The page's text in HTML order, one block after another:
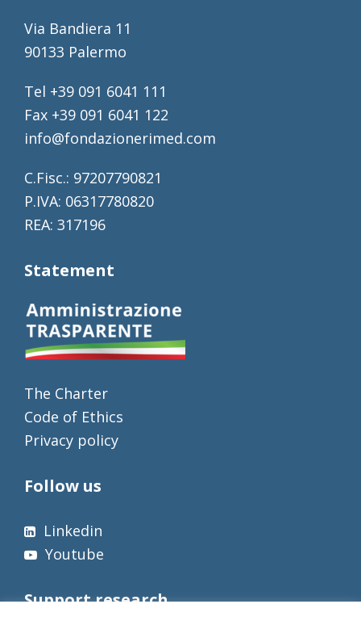
Via Bandiera 11
90133 Palermo
Tel +39 091 6041 111
Fax +39 091 6041 122
info@fondazionerimed.com
C.Fisc.: 97207790821
P.IVA: 06317780820
REA: 317196
Statement
The Charter
Code of Ethics
Privacy policy
Follow us
Linkedin
Youtube
Support research